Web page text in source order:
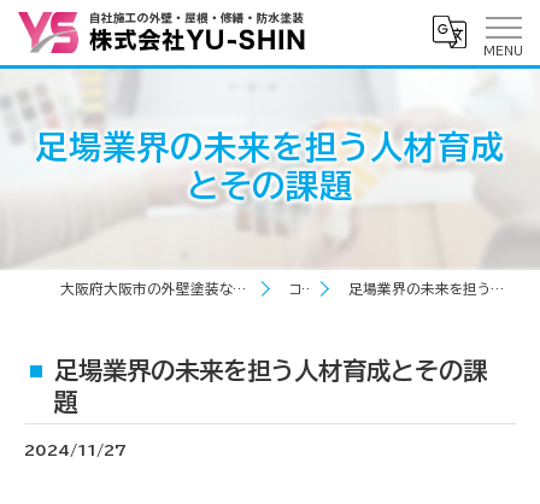
足場業界の未来を担う人材育成
とその課題
大阪府大阪市の外壁塗装なら株式会社YU-SHIN コラム 足場業界の未来を担う人材育成とその課題
足場業界の未来を担う人材育成とその課
題
2024/11/27